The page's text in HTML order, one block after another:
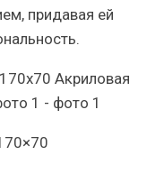
придавая ей